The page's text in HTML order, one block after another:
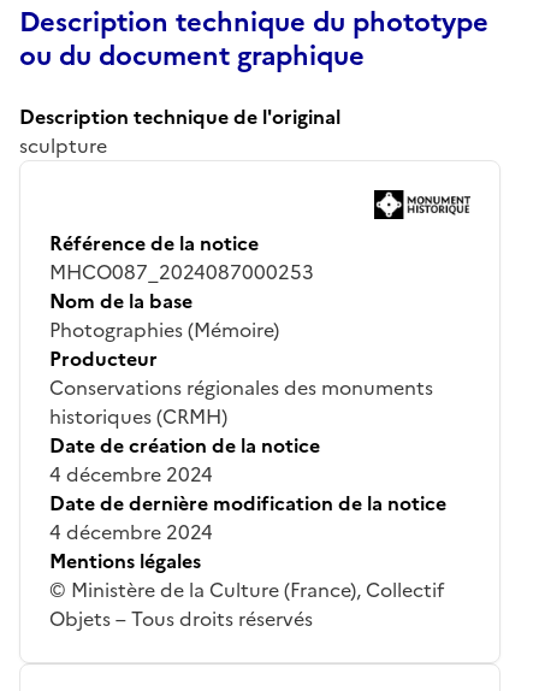
Description technique du phototype
ou du document graphique
Description technique de l'original
sculpture
Référence de la notice
MHCO087_2024087000253
Nom de la base
Photographies (Mémoire)
Producteur
Conservations régionales des monuments
historiques (CRMH)
Date de création de la notice
4 décembre 2024
Date de dernière modification de la notice
4 décembre 2024
Mentions légales
© Ministère de la Culture (France), Collectif
Objets – Tous droits réservés